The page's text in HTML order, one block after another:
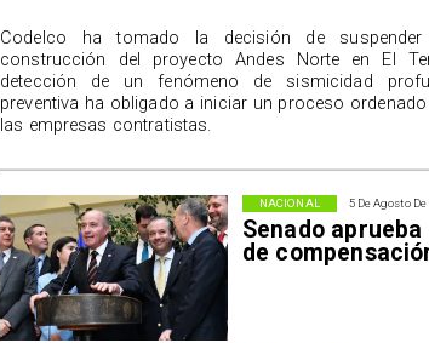
5 De Agosto De
Senado
de
NACIONAL
Codelco ha tomado la decisión de suspender
construcción del proyecto Andes Norte en El
detección de un fenómeno de sismicidad
preventiva ha obligado a iniciar un proceso
las empresas contratistas.